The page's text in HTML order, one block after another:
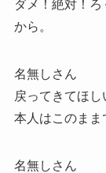
ダメ！絶対！
から。
名無しさん
戻ってきてほし
本人はこのまま
名無しさん